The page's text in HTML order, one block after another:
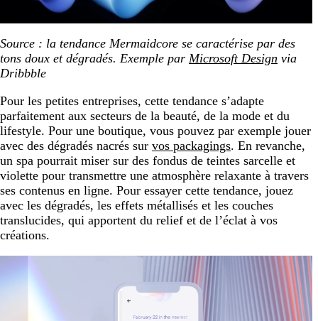
Source : la tendance Mermaidcore se caractérise par des
tons doux et dégradés. Exemple par Microsoft Design via
Dribbble
Pour les petites entreprises, cette tendance s’adapte
parfaitement aux secteurs de la beauté, de la mode et du
lifestyle. Pour une boutique, vous pouvez par exemple jouer
avec des dégradés nacrés sur vos packagings. En revanche,
un spa pourrait miser sur des fondus de teintes sarcelle et
violette pour transmettre une atmosphère relaxante à travers
ses contenus en ligne. Pour essayer cette tendance, jouez
avec les dégradés, les effets métallisés et les couches
translucides, qui apportent du relief et de l’éclat à vos
créations.